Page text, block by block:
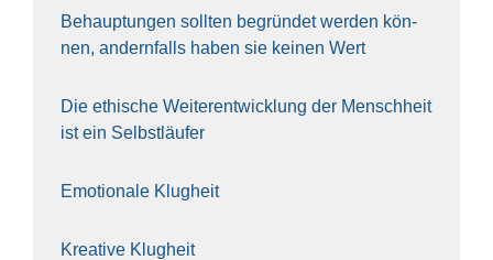
Behaup­tun­gen soll­ten begrün­det wer­den kön­
nen, andern­falls haben sie kei­nen Wert
Die ethi­sche Wei­ter­ent­wick­lung der Mensch­heit
ist ein Selbst­läu­fer
Emo­tio­na­le Klug­heit
Krea­ti­ve Klug­heit